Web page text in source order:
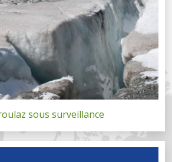
sous surveillance